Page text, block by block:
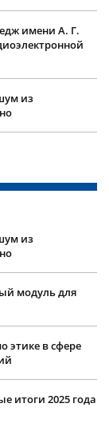
имени А. Г.
из
из
модуль для
этике в сфере
итоги 2025 года